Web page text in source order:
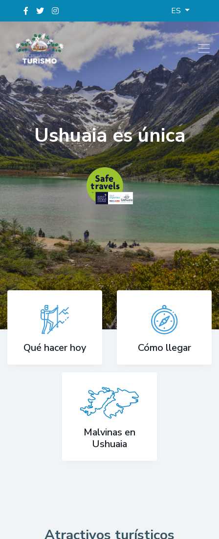
ES
Ushuaia es única
Qué hacer hoy Cómo llegar
Malvinas en
Ushuaia
Atractivos turísticos